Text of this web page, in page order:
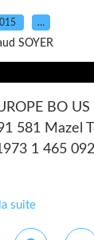
…
SOYER
BO
581 Mazel
1 465
suite